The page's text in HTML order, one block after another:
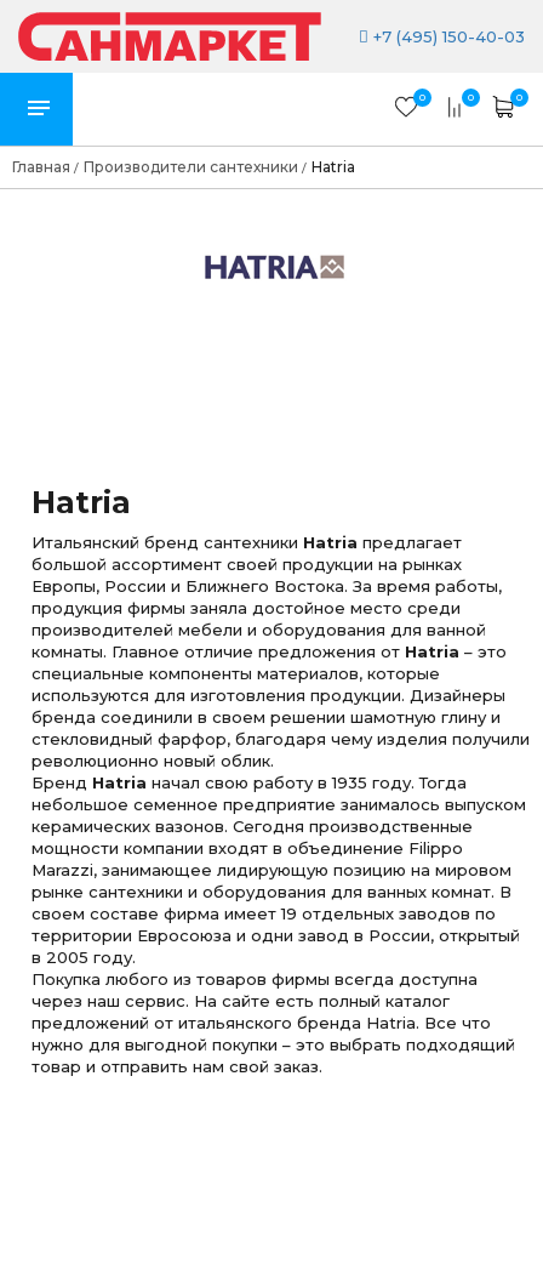
+7 (495) 150-40-03
0 0 0
Главная / Производители сантехники / Hatria
Hatria
Итальянский бренд сантехники Hatriaпредлагает
большой ассортимент своей продукции на рынках
Европы, России и Ближнего Востока. За время работы,
продукция фирмы заняла достойное место среди
производителей мебели и оборудования для ванной
комнаты. Главное отличие предложения от Hatria– это
специальные компоненты материалов, которые
используются для изготовления продукции. Дизайнеры
бренда соединили в своем решении шамотную глину и
стекловидный фарфор, благодаря чему изделия получили
революционно новый облик.
Бренд Hatriaначал свою работу в 1935 году. Тогда
небольшое семенное предприятие занималось выпуском
керамических вазонов. Сегодня производственные
мощности компании входят в объединение Filippo
Marazzi, занимающее лидирующую позицию на мировом
рынке сантехники и оборудования для ванных комнат. В
своем составе фирма имеет 19 отдельных заводов по
территории Евросоюза и одни завод в России, открытый
в 2005 году.
Покупка любого из товаров фирмы всегда доступна
через наш сервис. На сайте есть полный каталог
предложений от итальянского бренда Hatria. Все что
нужно для выгодной покупки – это выбрать подходящий
товар и отправить нам свой заказ.